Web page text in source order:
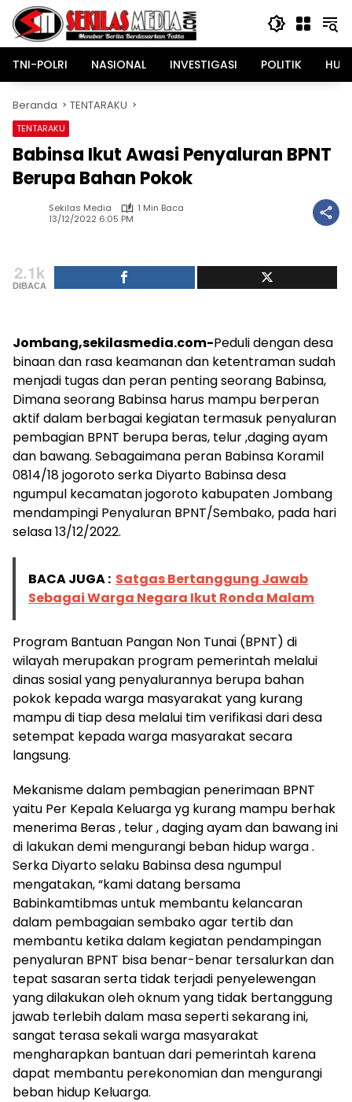
Langsung
konten
TNI-POLRI
NASIONAL INVESTIGASI POLITIK
Beranda TENTARAKU
TENTARAKU
Babinsa Ikut Awasi Penyaluran BPNT
Berupa Bahan Pokok
Sekilas Media
1 Min Baca
13/12/2022 6:05 PM
2.1k
DIBACA
Jombang,sekilasmedia.com-Peduli dengan desa
binaan dan rasa keamanan dan ketentraman sudah
menjadi tugas dan peran penting seorang Babinsa,
Dimana seorang Babinsa harus mampu berperan
aktif dalam berbagai kegiatan termasuk penyaluran
pembagian BPNT berupa beras, telur ,daging ayam
dan bawang. Sebagaimana peran Babinsa Koramil
0814/18 jogoroto serka Diyarto Babinsa desa
ngumpul kecamatan jogoroto kabupaten Jombang
mendampingi Penyaluran BPNT/Sembako, pada hari
selasa 13/12/2022.
BACA JUGA : Satgas Bertanggung Jawab
Sebagai Warga Negara Ikut Ronda Malam
Program Bantuan Pangan Non Tunai (BPNT) di
wilayah merupakan program pemerintah melalui
dinas sosial yang penyalurannya berupa bahan
pokok kepada warga masyarakat yang kurang
mampu di tiap desa melalui tim verifikasi dari desa
setempat kepada warga masyarakat secara
langsung.
Mekanisme dalam pembagian penerimaan BPNT
yaitu Per Kepala Keluarga yg kurang mampu berhak
menerima Beras , telur , daging ayam dan bawang ini
di lakukan demi mengurangi beban hidup warga .
Serka Diyarto selaku Babinsa desa ngumpul
mengatakan, “kami datang bersama
Babinkamtibmas untuk membantu kelancaran
dalam pembagaian sembako agar tertib dan
membantu ketika dalam kegiatan pendampingan
penyaluran BPNT bisa benar-benar tersalurkan dan
tepat sasaran serta tidak terjadi penyelewengan
yang dilakukan oleh oknum yang tidak bertanggung
jawab terlebih dalam masa seperti sekarang ini,
sangat terasa sekali warga masyarakat
mengharapkan bantuan dari pemerintah karena
dapat membantu perekonomian dan mengurangi
beban hidup Keluarga.